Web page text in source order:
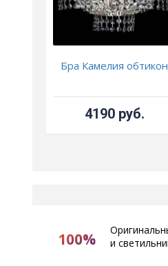
Бра Камелия обтикон
4190 руб.
100%
и